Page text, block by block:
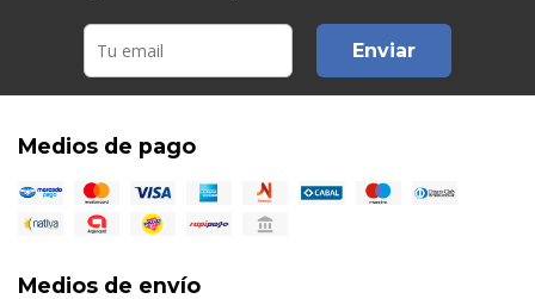
Enviar
Medios de pago
Medios de envío